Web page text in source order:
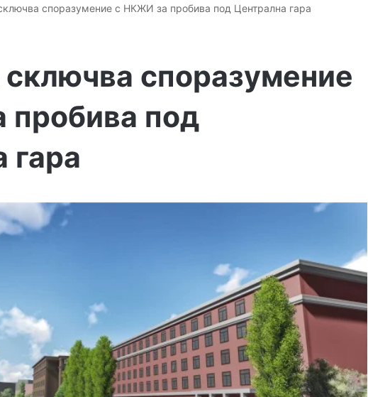
споразумение с НКЖИ за пробива под Централна гара
споразумение
под
гара